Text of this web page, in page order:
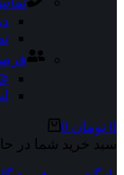
سبد
خرید
0 تومان 0
سبد خرید شما در